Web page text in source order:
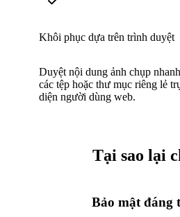
Khôi phục dựa trên trình duyệt
Duyệt nội dung ảnh chụp
các tệp hoặc thư mục riêng lẻ
diện người dùng web.
Tại sao lại
Bảo mật đáng